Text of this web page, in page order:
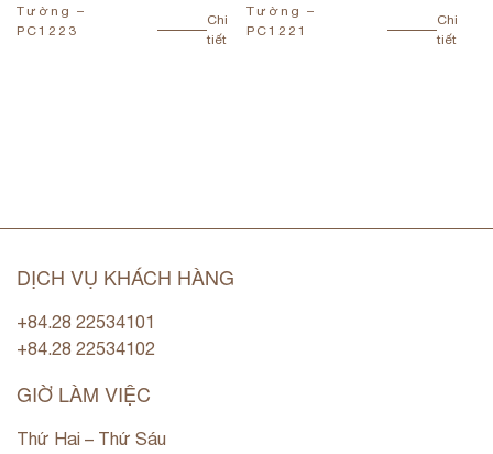
Tường –
PC1223
Chi
tiết
Tường –
PC1221
Chi
tiết
DỊCH VỤ KHÁCH HÀNG
+84.28 22534101
+84.28 22534102
GIỜ LÀM VIỆC
Thứ Hai – Thứ Sáu